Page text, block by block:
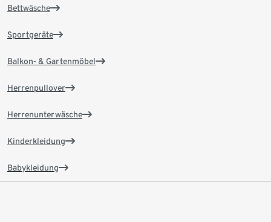
Bettwäsche
Sportgeräte
Balkon- & Gartenmöbel
Herrenpullover
Herrenunterwäsche
Kinderkleidung
Babykleidung